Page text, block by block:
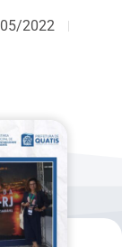
2022